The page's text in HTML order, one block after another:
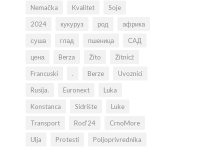
Nemačka Kvalitet Soje
2024 кукуруз род африка
суша глад пшеница САД
цена Berza Žito Žitnicž
Francuski . Berze Uvoznici
Rusija. Euronext Luka
Konstanca Sidrište Luke
Transport Rod'24 CrnoMore
Ulja Protesti Poljoprivrednika